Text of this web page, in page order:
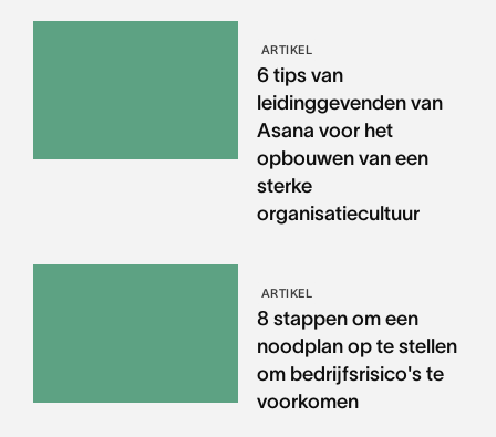
ARTIKEL
6 tips van
leidinggevenden van
Asana voor het
opbouwen van een
sterke
organisatiecultuur
ARTIKEL
8 stappen om een
noodplan op te stellen
om bedrijfsrisico's te
voorkomen